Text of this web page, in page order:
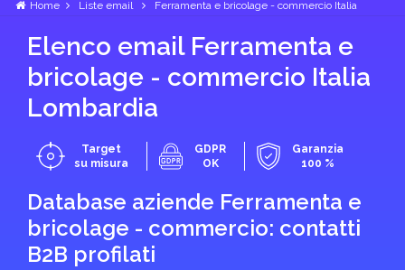
Home Liste email Ferramenta e bricolage - commercio Italia
Elenco email Ferramenta e
bricolage - commercio Italia
Lombardia
Target
su misura
GDPR
OK
Garanzia
100 %
Database aziende Ferramenta e
bricolage - commercio: contatti
B2B profilati